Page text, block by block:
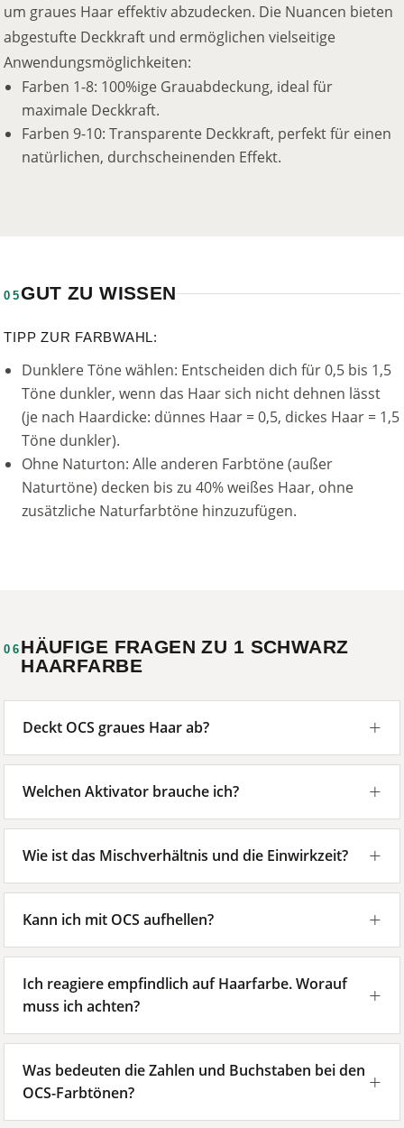
um graues Haar effektiv abzudecken. Die Nuancen bieten
abgestufte Deckkraft und ermöglichen vielseitige
Anwendungsmöglichkeiten:
Farben 1-8: 100%ige Grauabdeckung, ideal für
maximale Deckkraft.
Farben 9-10: Transparente Deckkraft, perfekt für einen
natürlichen, durchscheinenden Effekt.
05GUT ZU WISSEN
TIPP ZUR FARBWAHL:
Dunklere Töne wählen: Entscheiden dich für 0,5 bis 1,5
Töne dunkler, wenn das Haar sich nicht dehnen lässt
(je nach Haardicke: dünnes Haar = 0,5, dickes Haar = 1,5
Töne dunkler).
Ohne Naturton: Alle anderen Farbtöne (außer
Naturtöne) decken bis zu 40% weißes Haar, ohne
zusätzliche Naturfarbtöne hinzuzufügen.
06 HÄUFIGE FRAGEN ZU 1 SCHWARZ
HAARFARBE
Deckt OCS graues Haar ab?
Welchen Aktivator brauche ich?
Wie ist das Mischverhältnis und die Einwirkzeit?
Kann ich mit OCS aufhellen?
Ich reagiere empfindlich auf Haarfarbe. Worauf
muss ich achten?
Was bedeuten die Zahlen und Buchstaben bei den
OCS-Farbtönen?